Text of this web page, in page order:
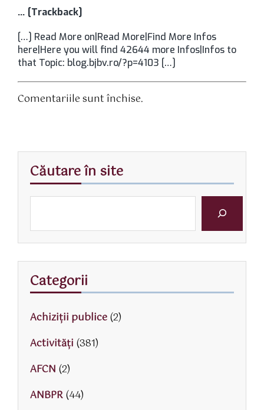
… [Trackback]
[…] Read More on|Read More|Find More Infos
here|Here you will find 42644 more Infos|Infos to
that Topic: blog.bjbv.ro/?p=4103 […]
Comentariile sunt închise.
Căutare în site
Categorii
Achiziții publice(2)
Activităţi (381)
AFCN (2)
ANBPR(44)